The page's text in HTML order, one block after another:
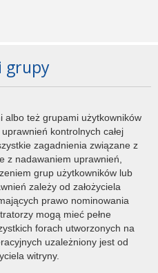
grupy
albo też grupami użytkowników
kontrolnych całej
zagadnienia związane z
z nadawaniem uprawnień,
grup użytkowników lub
zależy od założyciela
prawo nominowania
mogą mieć pełne
forach utworzonych na
uzależniony jest od
witryny.